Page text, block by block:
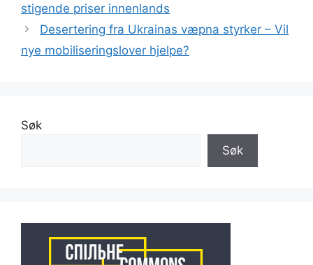
stigende priser innenlands
Desertering fra Ukrainas væpna styrker – Vil
nye mobiliseringslover hjelpe?
Søk
Søk